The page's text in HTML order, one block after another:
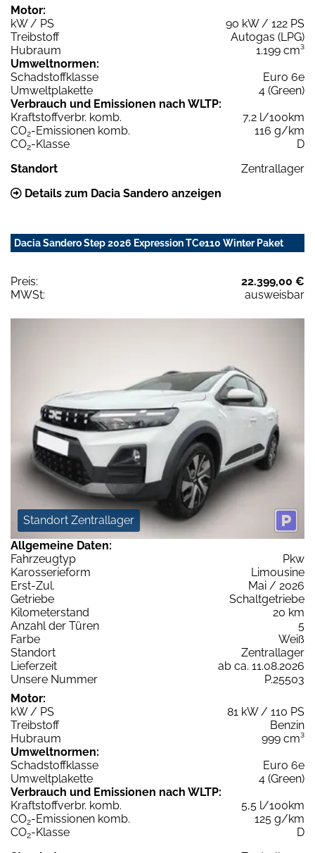
Motor:
kW / PS
90 kW / 122 PS
Treibstoff
Autogas (LPG)
Hubraum
1.199 cm³
Umweltnormen:
Schadstoffklasse
Euro 6e
Umweltplakette
4 (Green)
Verbrauch und Emissionen nach WLTP:
Kraftstoffverbr. komb.
7,2 l/100km
CO2-Emissionen komb.
116 g/km
CO2-Klasse
D
Standort
Zentrallager
Details zum Dacia Sandero anzeigen
Dacia Sandero Step 2026 Expression TCe110 Winter Paket
Preis:
22.399,00 €
MWSt:
ausweisbar
Standort Zentrallager
Allgemeine Daten:
Fahrzeugtyp
Pkw
Karosserieform
Limousine
Erst-Zul.
Mai / 2026
Getriebe
Schaltgetriebe
Kilometerstand
20 km
Anzahl der Türen
5
Farbe
Weiß
Standort
Zentrallager
Lieferzeit
ab ca. 11.08.2026
Unsere Nummer
P.25503
Motor:
kW / PS
81 kW / 110 PS
Treibstoff
Benzin
Hubraum
999 cm³
Umweltnormen:
Schadstoffklasse
Euro 6e
Umweltplakette
4 (Green)
Verbrauch und Emissionen nach WLTP:
Kraftstoffverbr. komb.
5,5 l/100km
CO2-Emissionen komb.
125 g/km
CO2-Klasse
D